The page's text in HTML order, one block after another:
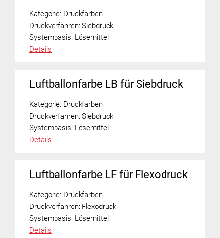
Kategorie: Druckfarben
Druckverfahren: Siebdruck
Systembasis: Lösemittel
Details
Luftballonfarbe LB für Siebdruck
Kategorie: Druckfarben
Druckverfahren: Siebdruck
Systembasis: Lösemittel
Details
Luftballonfarbe LF für Flexodruck
Kategorie: Druckfarben
Druckverfahren: Flexodruck
Systembasis: Lösemittel
Details